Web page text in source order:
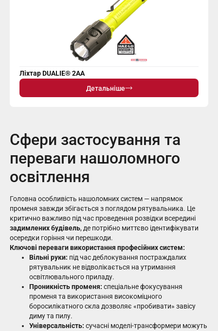
Ліхтар DUALIE® 2AA
Детальніше
Сфери застосування та
переваги нашоломного
освітлення
Головна особливість нашоломних систем — напрямок
променя завжди збігається з поглядом рятувальника. Це
критично важливо під час проведення розвідки всередині
задимлених будівель, де потрібно миттєво ідентифікувати
осередки горіння чи перешкоди.
Ключові переваги використання професійних систем:
Вільні руки: під час деблокування постраждалих
рятувальник не відволікається на утримання
освітлювального приладу.
Проникність променя: спеціальне фокусування
променя та використання високоміцного
боросилікатного скла дозволяє «пробивати» завісу
диму та пилу.
Універсальність: сучасні моделі-трансформери можуть